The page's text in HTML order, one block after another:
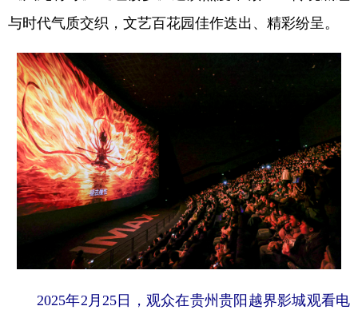
与时代气质交织，文艺百花园佳作迭出、精彩纷呈。
2025年2月25日，观众在贵州贵阳越界影城观看电